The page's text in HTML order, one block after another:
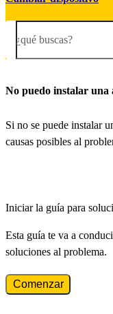
¿qué buscas?
No puedo instalar una
Si no se puede instalar
causas posibles al
Iniciar la guía para
Esta guía te va a
soluciones al problema.
Comenzar